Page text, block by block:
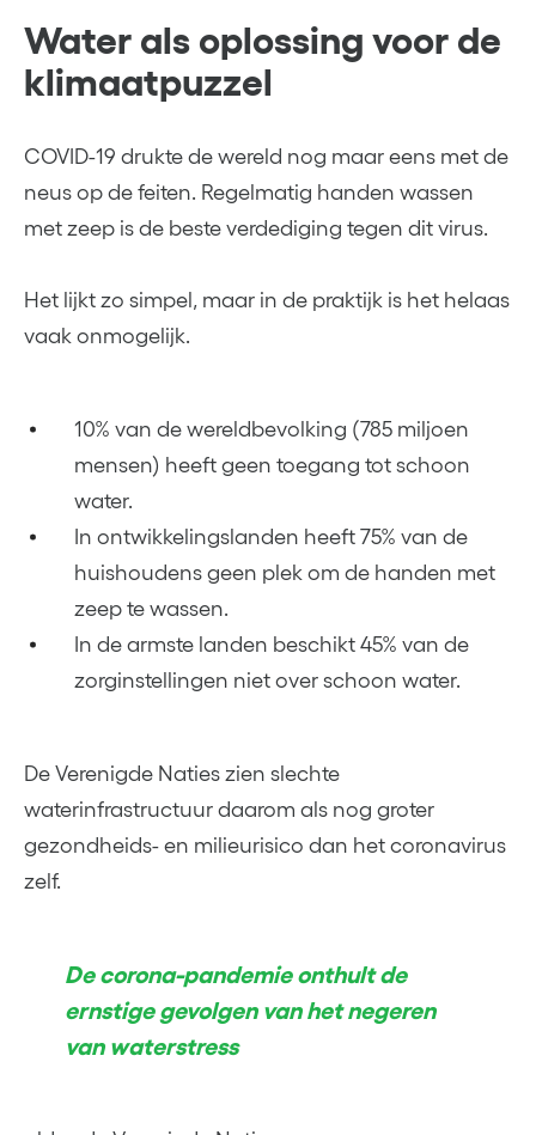
Water als oplossing voor de
klimaatpuzzel
COVID-19 drukte de wereld nog maar eens met de
neus op de feiten. Regelmatig handen wassen
met zeep is de beste verdediging tegen dit virus.
Het lijkt zo simpel, maar in de praktijk is het helaas
vaak onmogelijk.
10% van de wereldbevolking (785 miljoen
mensen) heeft geen toegang tot schoon
water.
In ontwikkelingslanden heeft 75% van de
huishoudens geen plek om de handen met
zeep te wassen.
In de armste landen beschikt 45% van de
zorginstellingen niet over schoon water.
De Verenigde Naties zien slechte
waterinfrastructuur daarom als nog groter
gezondheids- en milieurisico dan het coronavirus
zelf.
De corona-pandemie onthult de
ernstige gevolgen van het negeren
van waterstress